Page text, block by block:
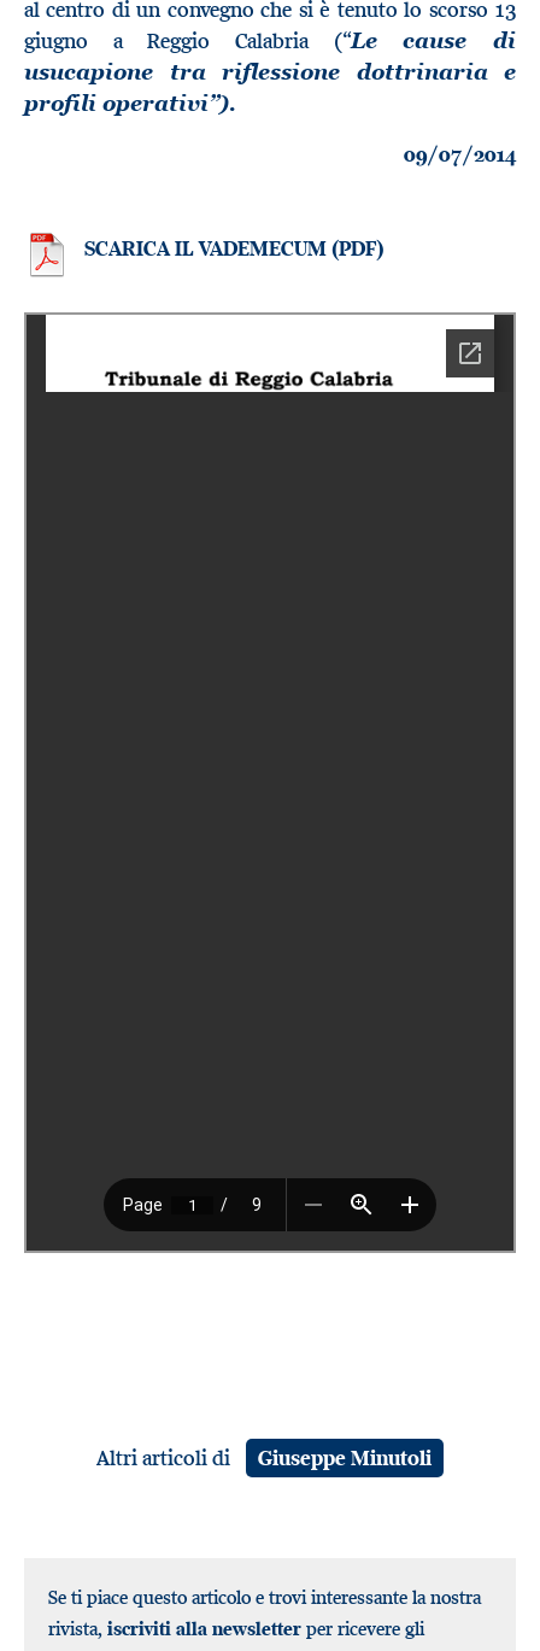
al centro di un convegno che si è tenuto lo scorso 13
giugno a Reggio Calabria (“Le cause di
usucapione tra riflessione dottrinaria e
profili operativi”).
09/07/2014
SCARICA IL VADEMECUM (PDF)
Altri articoli di Giuseppe Minutoli
Se ti piace questo articolo e trovi interessante la nostra
rivista, iscriviti alla newsletter per ricevere gli